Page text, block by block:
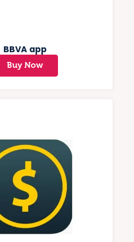
BBVA app
Buy Now